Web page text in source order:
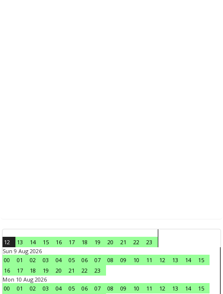
12 13 14 15 16 17 18 19 20 21 22
23
Sun 9 Aug 2026
00
01 02 03 04 05 06 07 08 09 10 11 12 13 14
15
16
17 18 19 20 21 22
23
Mon 10 Aug 2026
00
01 02 03 04 05 06 07 08 09 10 11 12 13 14
15